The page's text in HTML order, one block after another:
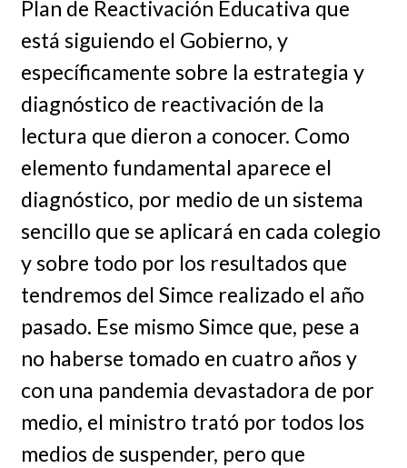
Plan de Reactivación Educativa que
está siguiendo el Gobierno, y
específicamente sobre la estrategia y
diagnóstico de reactivación de la
lectura que dieron a conocer. Como
elemento fundamental aparece el
diagnóstico, por medio de un sistema
sencillo que se aplicará en cada colegio
y sobre todo por los resultados que
tendremos del Simce realizado el año
pasado. Ese mismo Simce que, pese a
no haberse tomado en cuatro años y
con una pandemia devastadora de por
medio, el ministro trató por todos los
medios de suspender, pero que